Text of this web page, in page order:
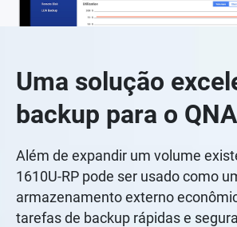
Uma solução
backup para o
Além de expandir um volume
1610U-RP pode ser usado como
armazenamento externo
tarefas de backup rápidas e